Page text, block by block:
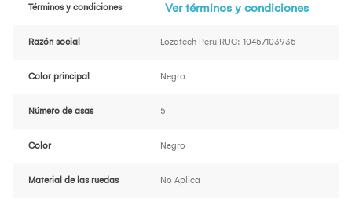
Términos y condiciones Ver términos y condiciones
Razón social Lozatech Peru RUC: 10457103935
Color principal Negro
Número de asas 5
Color Negro
Material de las ruedas No Aplica